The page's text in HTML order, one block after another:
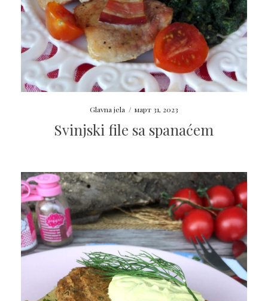
Glavna jela / март 31, 2023
Svinjski file sa spanaćem